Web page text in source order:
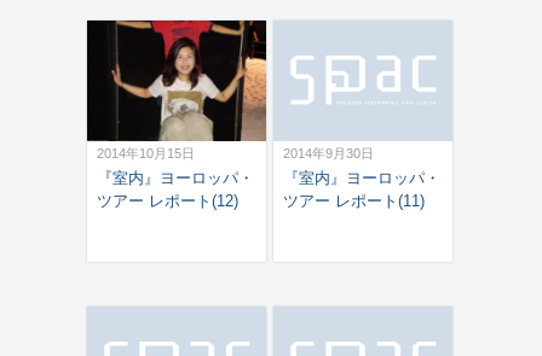
2014年10月15日
『室内』ヨーロッパ・
ツアー レポート(12)
2014年9月30日
『室内』ヨーロッパ・
ツアー レポート(11)